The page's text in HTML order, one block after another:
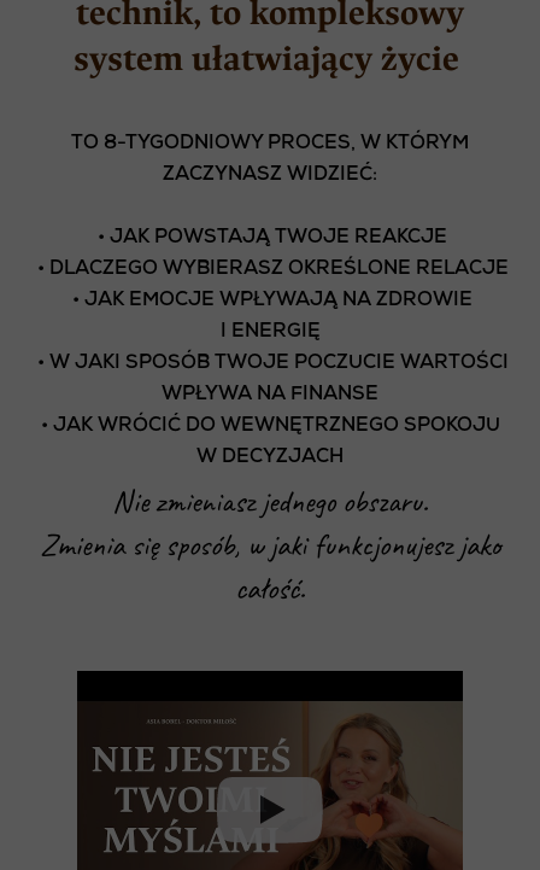
technik, to kompleksowy
system ułatwiający życie
Nie zmieniasz jednego obszaru.
Zmienia się sposób, w jaki funkcjonujesz jako
całość.
TO 8-TYGODNIOWY PROCES, W KTÓRYM
ZACZYNASZ WIDZIEĆ:
• JAK POWSTAJĄ TWOJE REAKCJE
• DLACZEGO WYBIERASZ OKREŚLONE RELACJE
• JAK EMOCJE WPŁYWAJĄ NA ZDROWIE
I ENERGIĘ
• W JAKI SPOSÓB TWOJE POCZUCIE WARTOŚCI
WPŁYWA NA FINANSE
• JAK WRÓCIĆ DO WEWNĘTRZNEGO SPOKOJU
W DECYZJACH